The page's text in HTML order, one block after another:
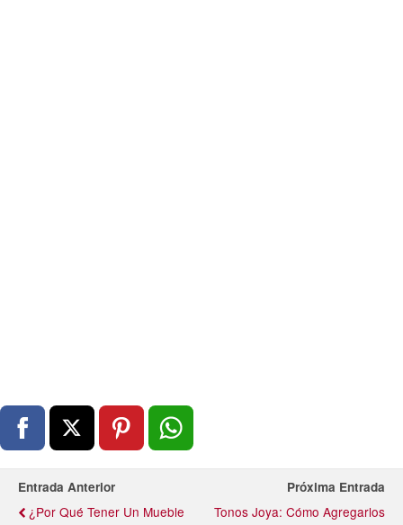
Entrada Anterior
¿Por Qué Tener Un Mueble
Próxima Entrada
Tonos Joya: Cómo Agregarlos